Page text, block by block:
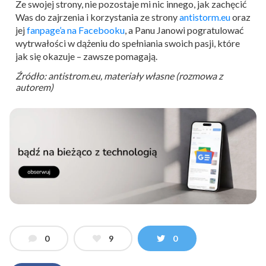
Ze swojej strony, nie pozostaje mi nic innego, jak zachęcić
Was do zajrzenia i korzystania ze stronyantistorm.euoraz
jejfanpage’a na Facebooku , a Panu Janowi pogratulować
wytrwałości w dążeniu do spełniania swoich pasji, które
jak się okazuje – zawsze pomagają.
Źródło: antistrom.eu, materiały własne (rozmowa z
autorem)
0 9 0